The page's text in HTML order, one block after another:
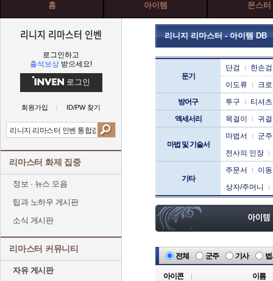
홈 아이템 몬스터
리니지 리마스터 인벤
로그인하고
출석보상 받으세요!
로그인
회원가입 ID/PW 찾기
리마스터 화제 집중
정보 · 뉴스 모음
팁과 노하우 게시판
소식 게시판
리마스터 커뮤니티
자유 게시판
리니지 리마스터 - 아이템 DB
둔기
단검
한손검
이도류
크
방어구
투구
티셔츠
액세서리
목걸이 귀
마법 및 기술서
마법서
군
전사의 인장
기타
주문서
이
상자/주머니
전체 군주 기사
아이콘 이름